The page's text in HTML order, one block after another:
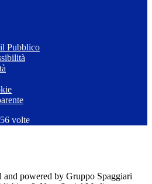
Pubblico
volte
powered by Gruppo Spaggiari